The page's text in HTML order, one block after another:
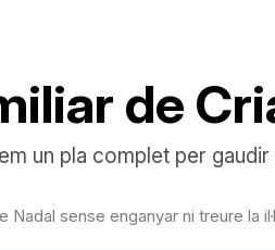
de
un pla complet per
Nadal sense enganyar ni treure la